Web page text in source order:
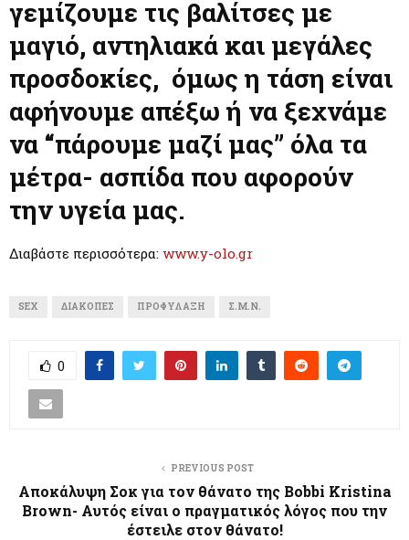
E
N
U
γεμίζουμε τις βαλίτσες με
μαγιό, αντηλιακά και μεγάλες
προσδοκίες, όμως η τάση είναι
αφήνουμε απέξω ή να ξεχνάμε
να “πάρουμε μαζί μας” όλα τα
μέτρα- ασπίδα που αφορούν
την υγεία μας.
Διαβάστε περισσότερα: www.y-olo.gr
SEX ΔΙΑΚΟΠΈΣ ΠΡΟΦΎΛΑΞΗ Σ.Μ.Ν.
0
PREVIOUS POST
Αποκάλυψη Σοκ για τον θάνατο της Bobbi Kristina
Brown- Aυτός είναι ο πραγματικός λόγος που την
έστειλε στον θάνατο!